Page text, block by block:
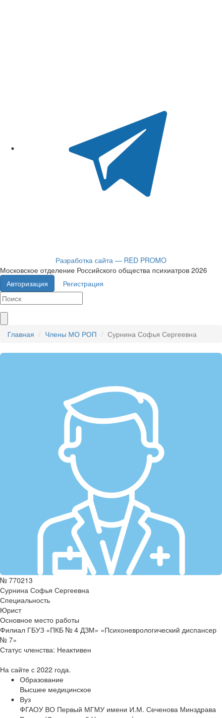
Разработка сайта — RED PROMO
Московское отделение Российского общества психиатров 2026
Авторизация
Регистрация
Главная Члены МО РОП Сурнина Софья Сергеевна
№ 770213
Сурнина Софья Сергеевна
Специальность
Юрист
Основное место работы
Филиал ГБУЗ «ПКБ № 4 ДЗМ» «Психоневрологический диспансер
№ 7»
Статус членства: Неактивен
На сайте с 2022 года.
Образование
Высшее медицинское
Вуз
ФГАОУ ВО Первый МГМУ имени И.М. Сеченова Минздрава